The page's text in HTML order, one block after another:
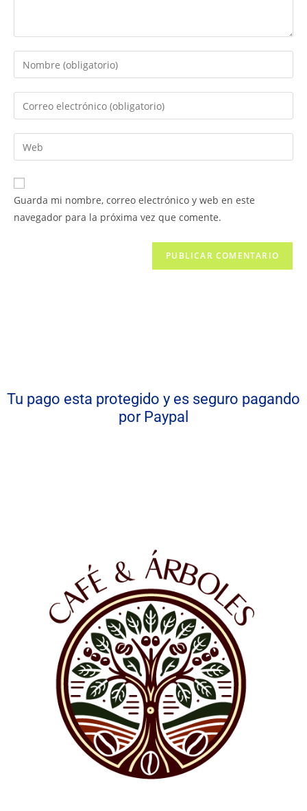
Guarda mi nombre, correo electrónico y web en este
navegador para la próxima vez que comente.
Tu pago esta protegido y es seguro pagando
por Paypal